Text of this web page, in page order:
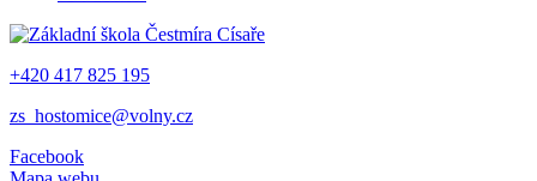
+420 417 825 195
zs_hostomice@volny.cz
Facebook